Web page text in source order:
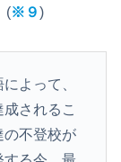
(※９)
よって、
されるこ
の不登校が